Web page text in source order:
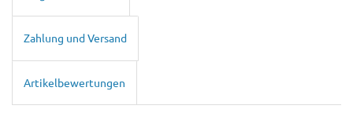
Zahlung und Versand
Artikelbewertungen